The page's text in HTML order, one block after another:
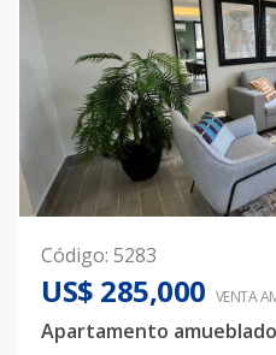
Código: 5283
US$ 285,000 VENTA